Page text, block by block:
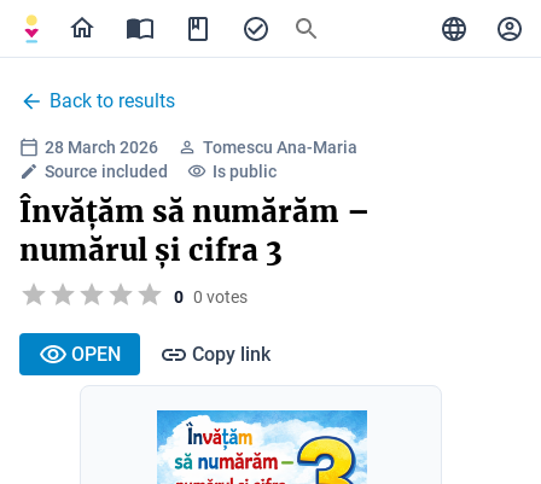
Back to results
28 March 2026
Tomescu Ana-Maria
Source included
Is public
Învățăm să numărăm –
numărul și cifra 3
0 0 votes
OPEN Copy link